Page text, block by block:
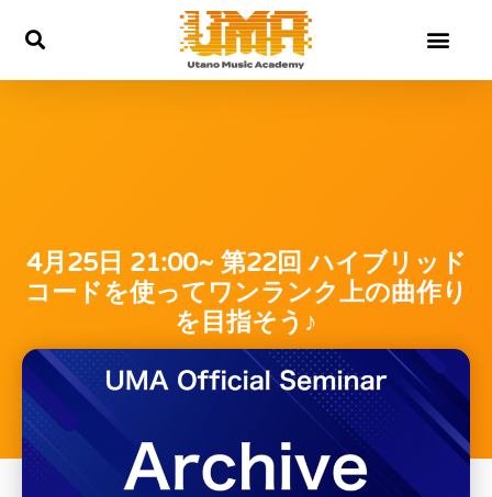
4月25日 21:00~ 第22回 ハイブリッド
コードを使ってワンランク上の曲作り
を目指そう♪